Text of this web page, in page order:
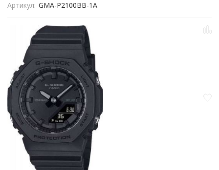
Артикул: GMA-P2100BB-1A